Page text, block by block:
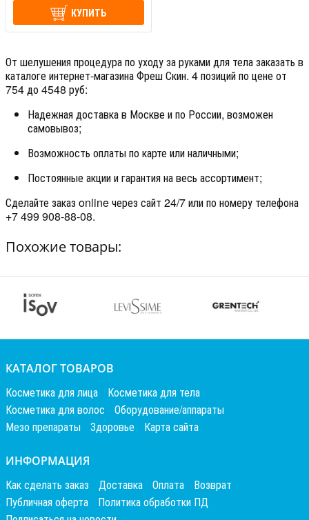
КУПИТЬ
От шелушения процедура по уходу за руками для тела заказать в
каталоге интернет-магазина Фреш Скин. 4 позиций по цене от
754 до 4548 руб:
Надежная доставка в Москве и по России, возможен
самовывоз;
Возможность оплаты по карте или наличными;
Постоянные акции и гарантия на весь ассортимент;
Сделайте заказ online через сайт 24/7 или по номеру телефона
+7 499 908-88-08.
Похожие товары:
КАТАЛОГ ТОВАРОВ
Косметика для лица
Косметика для тела
Косметика для волос
Оборудование/аппараты
Мезо препараты
Здоровье Карта сайта
ИНФОРМАЦИЯ
Как сделать заказ Доставка Оплата
Возврат
Публичная оферта
Политика обработки ПД